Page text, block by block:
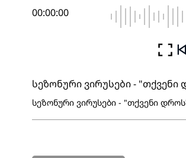
00:00:00
სეზონური ვირუსები - "თქვენი
სეზონური ვირუსები - "თქვენი